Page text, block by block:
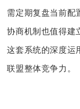
需定期复盘当前配
协商机制也值得建
这套系统的深度运
联盟整体竞争力。